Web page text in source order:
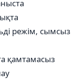
режім, сымсыз
қамтамасыз